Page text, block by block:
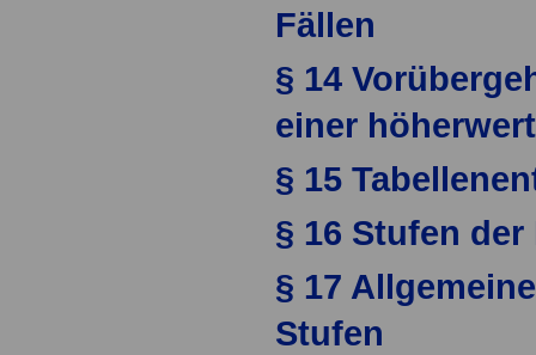
Fällen
§ 14
einer
§ 15
§ 16 Stufen
§ 17
Stufen